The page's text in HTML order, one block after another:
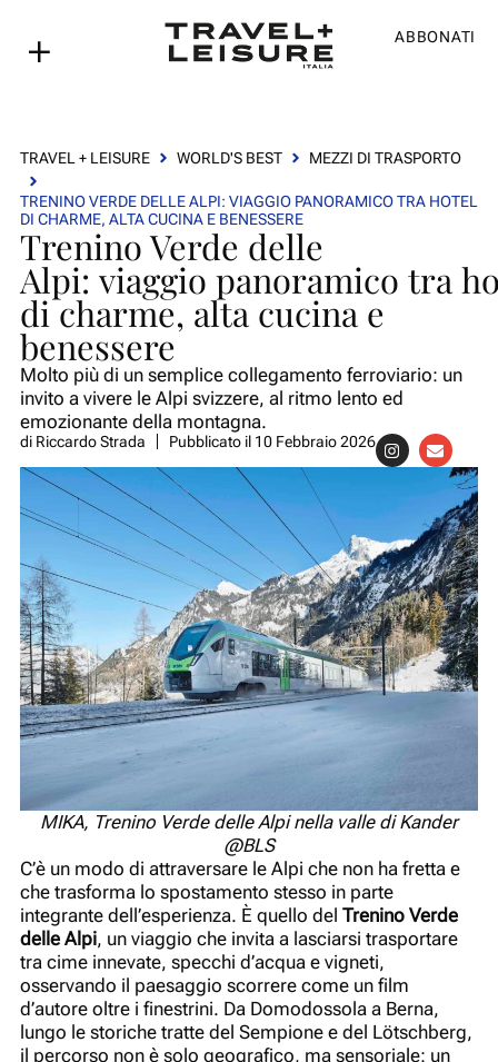
ABBONATI
TRAVEL + LEISURE WORLD'S BEST MEZZI DI TRASPORTO
TRENINO VERDE DELLE ALPI: VIAGGIO PANORAMICO TRA HOTEL
DI CHARME, ALTA CUCINA E BENESSERE
Trenino Verde delle
Alpi: viaggio panoramico tra
di charme, alta cucina e
benessere
Molto più di un semplice collegamento ferroviario: un
invito a vivere le Alpi svizzere, al ritmo lento ed
emozionante della montagna.
di Riccardo Strada Pubblicato il 10 Febbraio 2026
MIKA, Trenino Verde delle Alpi nella valle di Kander
@BLS
C’è un modo di attraversare le Alpi che non ha fretta e
che trasforma lo spostamento stesso in parte
integrante dell’esperienza. È quello del Trenino Verde
delle Alpi, un viaggio che invita a lasciarsi trasportare
tra cime innevate, specchi d’acqua e vigneti,
osservando il paesaggio scorrere come un film
d’autore oltre i finestrini. Da Domodossola a Berna,
lungo le storiche tratte del Sempione e del Lötschberg,
il percorso non è solo geografico, ma sensoriale: un